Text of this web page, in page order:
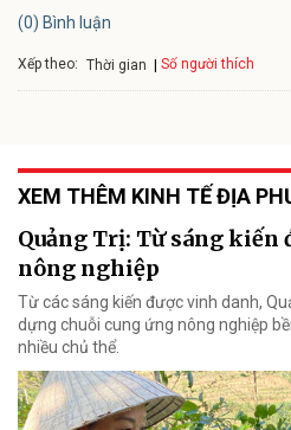
(0) Bình luận
Xếp theo: Thời gian Số người thích
XEM THÊM KINH TẾ ĐỊA
Quảng Trị: Từ sáng kiến
nông nghiệp
Từ các sáng kiến được vinh danh,
dựng chuỗi cung ứng nông nghiệp
nhiều chủ thể.